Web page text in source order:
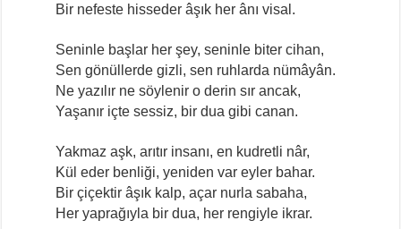
Bir nefeste hisseder âşık her ânı visal.
Seninle başlar her şey, seninle biter cihan,
Sen gönüllerde gizli, sen ruhlarda nümâyân.
Ne yazılır ne söylenir o derin sır ancak,
Yaşanır içte sessiz, bir dua gibi canan.
Yakmaz aşk, arıtır insanı, en kudretli nâr,
Kül eder benliği, yeniden var eyler bahar.
Bir çiçektir âşık kalp, açar nurla sabaha,
Her yaprağıyla bir dua, her rengiyle ikrar.